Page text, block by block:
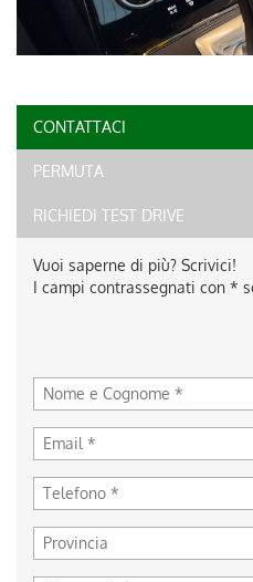
CONTATTACI
PERMUTA
RICHIEDI TEST DRIVE
Vuoi saperne di più? Scrivici!
I campi contrassegnati con *